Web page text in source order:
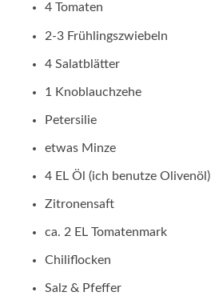
4 Tomaten
2-3 Frühlingszwiebeln
4 Salatblätter
1 Knoblauchzehe
Petersilie
etwas Minze
4 EL Öl (ich benutze Olivenöl)
Zitronensaft
ca. 2 EL Tomatenmark
Chiliflocken
Salz & Pfeffer